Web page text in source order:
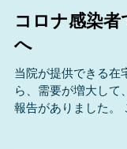
コロナ感染者
へ
当院が提供できる在